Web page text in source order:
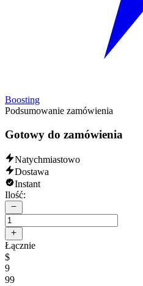
Boosting
Podsumowanie zamówienia
Gotowy do zamówienia
Natychmiastowo
Dostawa
Instant
Ilość:
Łącznie
$
9
99